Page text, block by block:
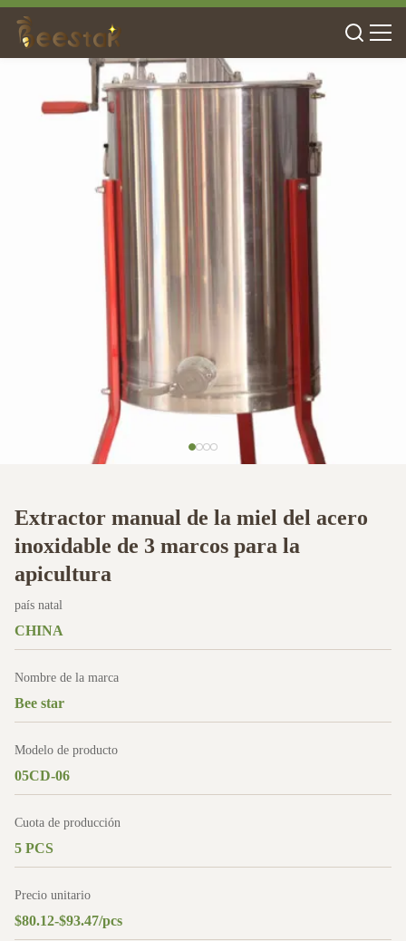
Extractor manual de la miel del acero
inoxidable de 3 marcos para la
apicultura
país natal
CHINA
Nombre de la marca
Bee star
Modelo de producto
05CD-06
Cuota de producción
5 PCS
Precio unitario
$80.12-$93.47/pcs